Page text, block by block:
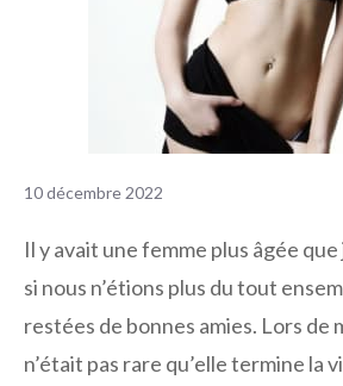
10 décembre 2022
Il y avait une femme plus âgée
si nous n’étions plus du tout
restées de bonnes amies. Lors de
n’était pas rare qu’elle termine la